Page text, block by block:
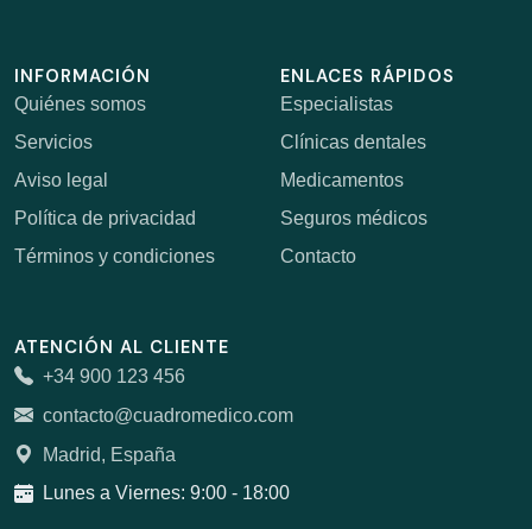
INFORMACIÓN
Quiénes somos
Servicios
Aviso legal
Política de privacidad
Términos y condiciones
ENLACES RÁPIDOS
Especialistas
Clínicas dentales
Medicamentos
Seguros médicos
Contacto
ATENCIÓN AL CLIENTE
+34 900 123 456
contacto@cuadromedico.com
Madrid, España
Lunes a Viernes: 9:00 - 18:00